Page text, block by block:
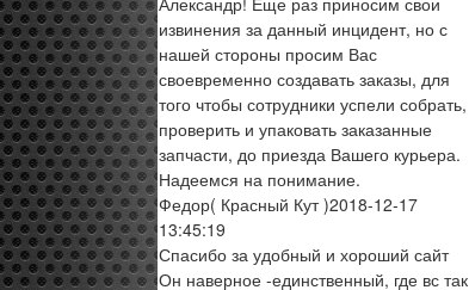
извинения за данный инцидент, но с
нашей стороны просим Вас
своевременно создавать заказы, для
того чтобы сотрудники успели собрать,
проверить и упаковать заказанные
запчасти, до приезда Вашего курьера.
Надеемся на понимание.
Федор( Красный Кут )2018-12-17
13:45:19
Спасибо за удобный и хороший сайт
Он наверное -единственный, где вс так